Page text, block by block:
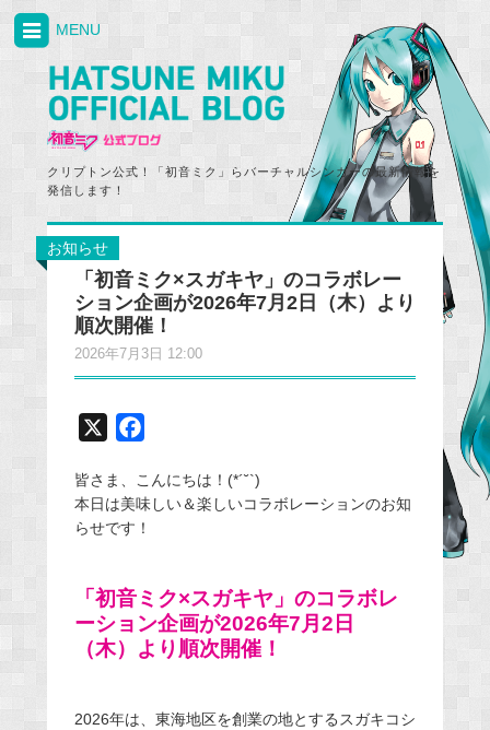
クリプトン公式！「初音ミク」らバーチャルシンガーの最新情報を
発信します！
MENU
お知らせ
「初音ミク×スガキヤ」のコラボレー
ション企画が2026年7月2日（木）より
順次開催！
2026年7月3日 12:00
c
e
o
k
皆さま、こんにちは！(*´˘`)
本日は美味しい＆楽しいコラボレーションのお知
らせです！
「初音ミク×スガキヤ」のコラボレ
ーション企画が2026年7月2日
（木）より順次開催！
2026年は、東海地区を創業の地とするスガキコシ